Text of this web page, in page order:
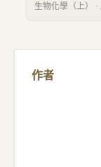
生物化學（上） ·
作者